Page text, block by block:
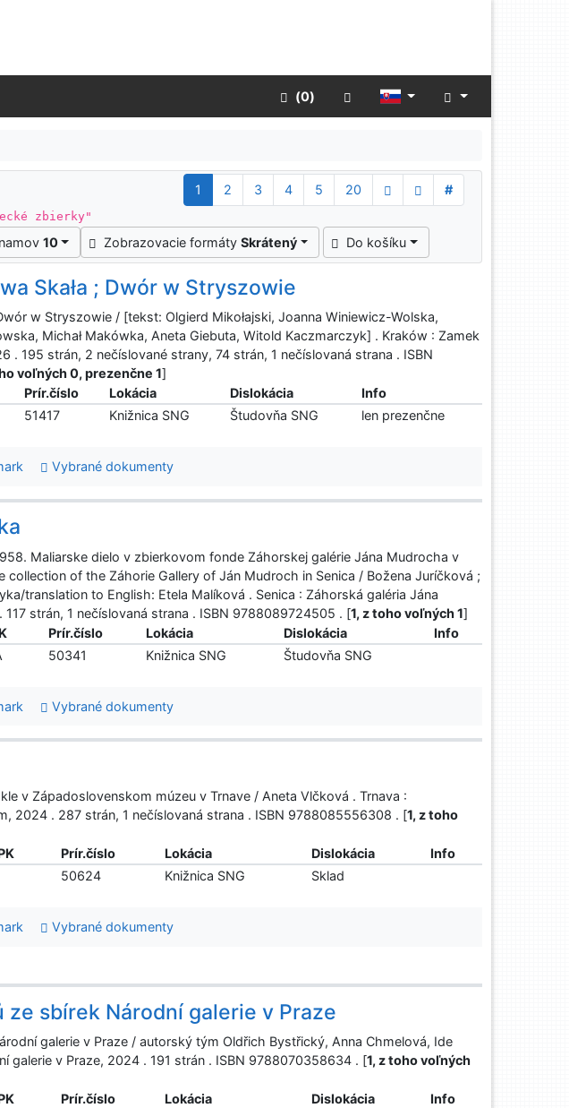
(0) Rozšírené vyhľadávanie
1 2 3 4 5 20
#
zbierky"
10 Zobrazovacie formáty Skrátený Do košíku
Skała ; Dwór w Stryszowie
w Stryszowie / [tekst: Olgierd Mikołajski, Joanna Winiewicz-Wolska,
Michał Makówka, Aneta Giebuta, Witold Kaczmarczyk] . Kraków : Zamek
. 195 strán, 2 nečíslované strany, 74 strán, 1 nečíslovaná strana . ISBN
voľných 0, prezenčne 1]
Prír.číslo Lokácia Dislokácia
Info
51417 Knižnica SNG Študovňa SNG len prezenčne
Vybrané dokumenty
Maliarske dielo v zbierkovom fonde Záhorskej galérie Jána Mudrocha v
collection of the Záhorie Gallery of Ján Mudroch in Senica / Božena Juríčková ;
translation to English: Etela Malíková . Senica : Záhorská galéria Jána
strán, 1 nečíslovaná strana . ISBN 9788089724505 . [1, z toho voľných 1]
Prír.číslo Lokácia Dislokácia
Info
50341 Knižnica SNG Študovňa SNG
Vybrané dokumenty
v Západoslovenskom múzeu v Trnave / Aneta Vlčková . Trnava :
2024 . 287 strán, 1 nečíslovaná strana . ISBN 9788085556308 . [1, z toho
Prír.číslo Lokácia Dislokácia
Info
50624 Knižnica SNG Sklad
Vybrané dokumenty
sbírek Národní galerie v Praze
galerie v Praze / autorský tým Oldřich Bystřický, Anna Chmelová, Ide
galerie v Praze, 2024 . 191 strán . ISBN 9788070358634 . [1, z toho voľných
Prír.číslo Lokácia Dislokácia
Info